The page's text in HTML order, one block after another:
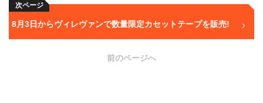
次ページ
8月3日からヴィレヴァンで数量限定カセットテープを販売!
前のページへ